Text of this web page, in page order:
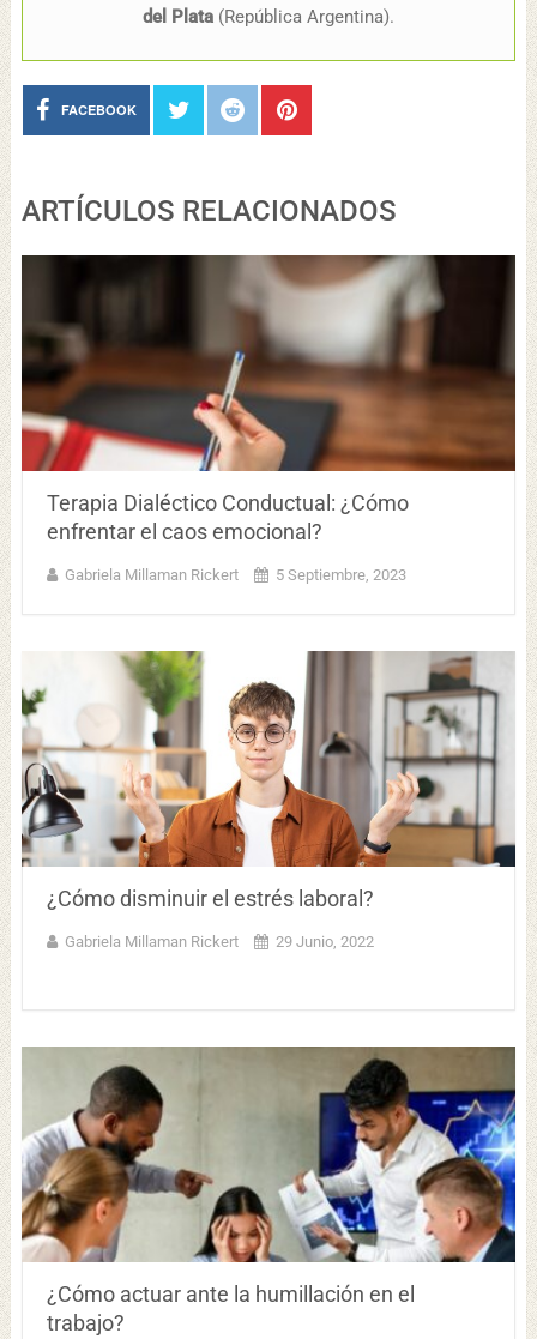
del Plata(República Argentina).
FACEBOOK
ARTÍCULOS RELACIONADOS
Terapia Dialéctico Conductual: ¿Cómo
enfrentar el caos emocional?
Gabriela Millaman Rickert 5 Septiembre, 2023
¿Cómo disminuir el estrés laboral?
Gabriela Millaman Rickert 29 Junio, 2022
¿Cómo actuar ante la humillación en el
trabajo?